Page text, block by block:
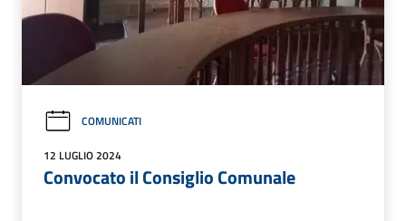
COMUNICATI
12 LUGLIO 2024
Convocato il Consiglio Comunale